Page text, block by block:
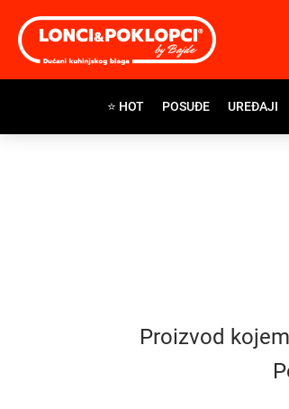
⭐ HOT POSUĐE UREĐAJI
Proizvod